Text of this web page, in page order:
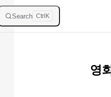
Search Ctrl K
영